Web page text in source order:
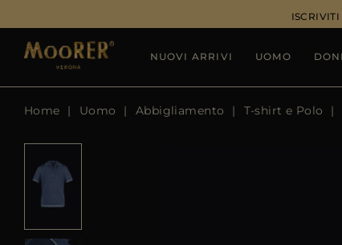
NUOVI ARRIVI UOMO
Home Uomo Abbigliamento T-shirt e Polo